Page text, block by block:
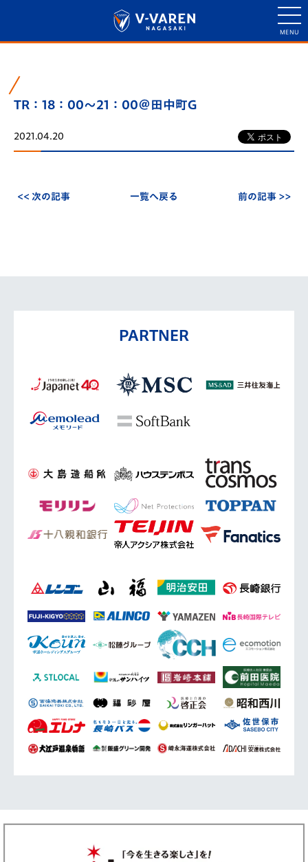
TR：18：00～21：00＠田中町G
2021.04.20
<< 次の記事 一覧へ戻る 前の記事 >>
PARTNER